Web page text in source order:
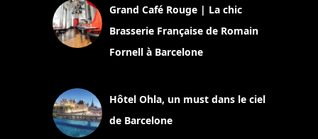
Grand Café Rouge | La chic
Brasserie Française de Romain
Fornell à Barcelone
Hôtel Ohla, un must dans le ciel
de Barcelone